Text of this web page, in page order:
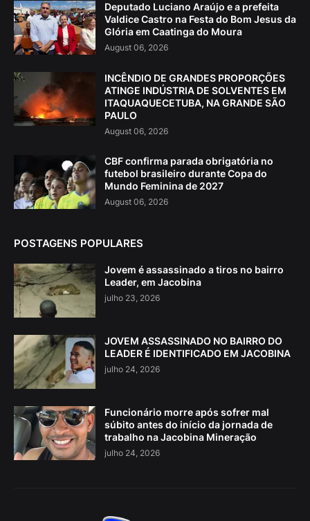
Deputado Luciano Araújo e a prefeita
Valdice Castro na Festa do Bom Jesus da
Glória em Caatinga do Moura
August 06, 2026
INCÊNDIO DE GRANDES PROPORÇÕES
ATINGE INDÚSTRIA DE SOLVENTES EM
ITAQUAQUECETUBA, NA GRANDE SÃO
PAULO
August 06, 2026
CBF confirma parada obrigatória no
futebol brasileiro durante Copa do
Mundo Feminina de 2027
August 06, 2026
POSTAGENS POPULARES
Jovem é assassinado a tiros no bairro
Leader, em Jacobina
julho 23, 2026
JOVEM ASSASSINADO NO BAIRRO DO
LEADER É IDENTIFICADO EM JACOBINA
julho 24, 2026
Funcionário morre após sofrer mal
súbito antes do início da jornada de
trabalho na Jacobina Mineração
julho 24, 2026